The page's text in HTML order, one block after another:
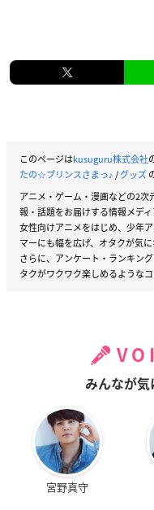
このページはkusuguru株式会社
たの☆プリンスさまっ♪/グッズ
アニメ・ゲーム・漫画などの2
報・話題をお届けする情報メディ
女性向けアニメをはじめ、少年
マーにも幅を広げ、オタクが気
さらに、アンケート・ランキン
タクがワクワク楽しめるような
みんなが気
宮野真守